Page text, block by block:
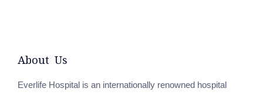
About Us
Everlife Hospital is an internationally renowned hospital